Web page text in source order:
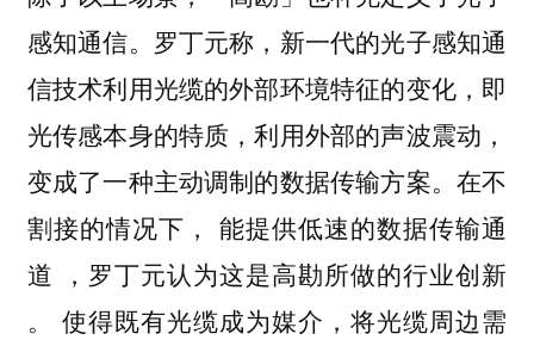
感知通信。罗丁元称，新一代的光子感知通
信技术利用光缆的外部环境特征的变化，即
光传感本身的特质，利用外部的声波震动，
变成了一种主动调制的数据传输方案。在不
割接的情况下， 能提供低速的数据传输通
道 ，罗丁元认为这是高勘所做的行业创新
。 使得既有光缆成为媒介，将光缆周边需